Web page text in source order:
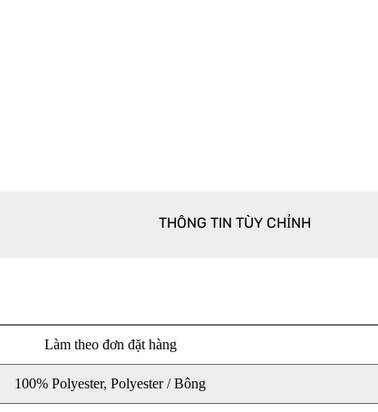
THÔNG TIN TÙY CHỈNH
Làm theo đơn đặt hàng
100% Polyester, Polyester / Bông